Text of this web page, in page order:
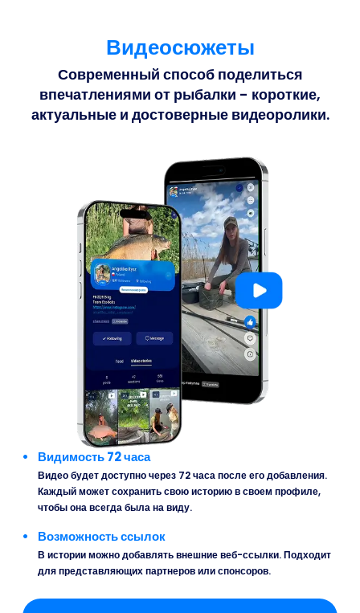
Видеосюжеты
Современный способ поделиться
впечатлениями от рыбалки - короткие,
актуальные и достоверные видеоролики.
Видимость 72 часа
Видео будет доступно через 72 часа после его добавления.
Каждый может сохранить свою историю в своем профиле,
чтобы она всегда была на виду.
Возможность ссылок
В истории можно добавлять внешние веб-ссылки. Подходит
для представляющих партнеров или спонсоров.